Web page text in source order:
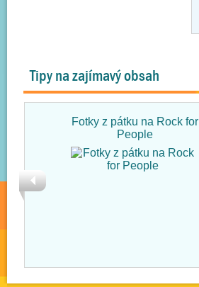
Tipy na zajímavý obsah
Fotky z pátku na Rock for
People